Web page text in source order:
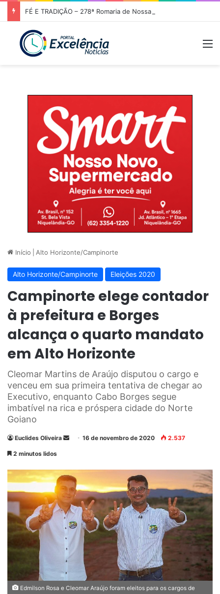
Início Alto Horizonte/Campinorte
Alto Horizonte/Campinorte Eleições 2020
Campinorte elege contador
à prefeitura e Borges
alcança o quarto mandato
em Alto Horizonte
Cleomar Martins de Araújo disputou o cargo e
venceu em sua primeira tentativa de chegar ao
Executivo, enquanto Cabo Borges segue
imbatível na rica e próspera cidade do Norte
Goiano
Euclides Oliveira
u
m
e
m
a
l
16 de novembro de 2020 2.537
2 minutos lidos
Edmilson Rosa e Cleomar Araújo foram eleitos para os cargos de